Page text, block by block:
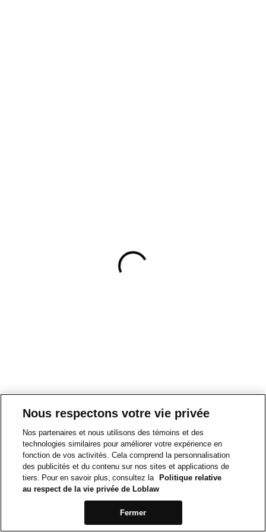
Nous respectons votre vie privée
Nos partenaires et nous utilisons des témoins et des
technologies similaires pour améliorer votre expérience en
fonction de vos activités. Cela comprend la personnalisation
des publicités et du contenu sur nos sites et applications de
tiers. Pour en savoir plus, consultez la
Politique relative
au respect de la vie privée de Loblaw
Fermer